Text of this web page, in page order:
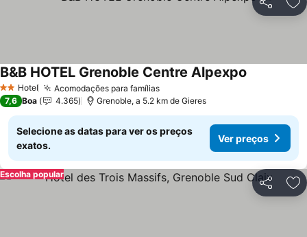
Partilhar
2 Estrelas
Hotel Acomodações para famílias
B&B HOTEL Grenoble Centre Alpexpo
7,6 Boa 4.365 Grenoble, a 5.2 km de Gieres
Selecione as datas para ver os preços
exatos.
Ver preços
Partilhar
Escolha popular